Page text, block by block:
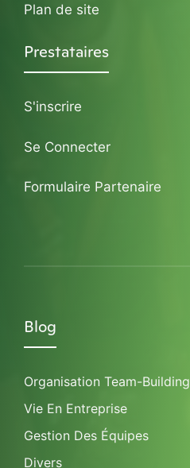
Plan de site
Prestataires
S'inscrire
Se Connecter
Formulaire Partenaire
Blog
Organisation Team-Building
Vie En Entreprise
Gestion Des Équipes
Divers